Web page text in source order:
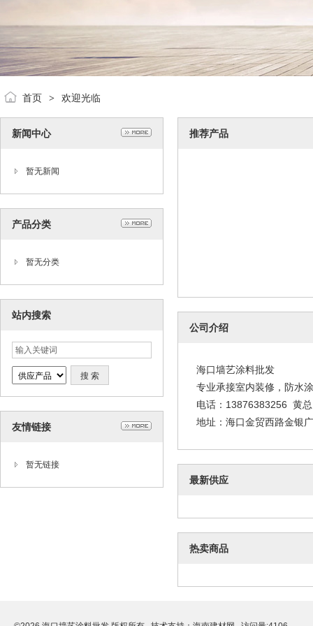
首页 > 欢迎光临
新闻中心
暂无新闻
产品分类
暂无分类
站内搜索
友情链接
暂无链接
推荐产品
公司介绍
海口墙艺涂料批发
专业承接室内装修，防水
电话：13876383256 黄总
地址：海口金贸西路金银
最新供应
热卖商品